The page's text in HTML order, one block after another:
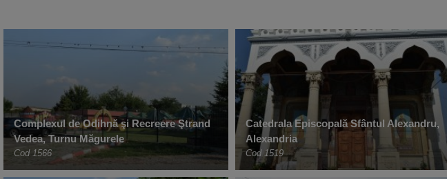
Complexul de Odihnă şi Recreere Ştrand
Vedea, Turnu Măgurele
Cod 1566
Catedrala Episcopală Sfântul Alexandru,
Alexandria
Cod 1519